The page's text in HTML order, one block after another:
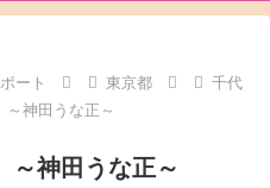
ート 東京都
千代
神田うな正～
神田うな正～